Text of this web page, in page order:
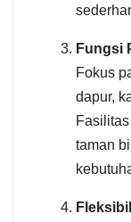
Fungsi
Fokus
dapur,
taman